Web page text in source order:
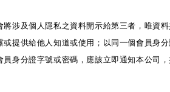
涉及個人隱私之資料開示給第三者，唯資
提供給他人知道或使用；以同一個會員身
身分證字號或密碼，應該立即通知本公司